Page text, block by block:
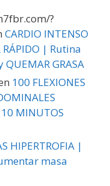
?
CARDIO INTENSO
RÁPIDO | Rutina
QUEMAR GRASA
100 FLEXIONES
MINUTOS
HIPERTROFIA |
masa